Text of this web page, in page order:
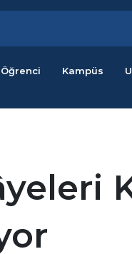
Öğrenci Kampüs